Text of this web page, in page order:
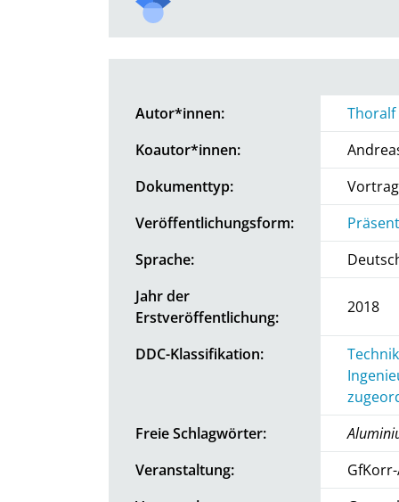
Autor*innen:
Koautor*innen:
Dokumenttyp:
Vortrag
Veröffentlichungsform:
Sprache:
Jahr der
Erstveröffentlichung:
2018
DDC-Klassifikation:
Freie Schlagwörter:
Veranstaltung: